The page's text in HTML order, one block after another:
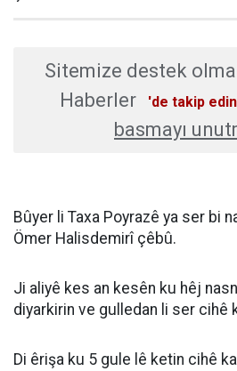
Sitemize destek
Haberler
'de takip edin
basmayı
Bûyer li Taxa Poyrazê ya ser bi
Ömer Halisdemirî çêbû.
Ji aliyê kes an kesên ku hêj
diyarkirin ve gulledan li ser cihê
Di êrişa ku 5 gule lê ketin cihê